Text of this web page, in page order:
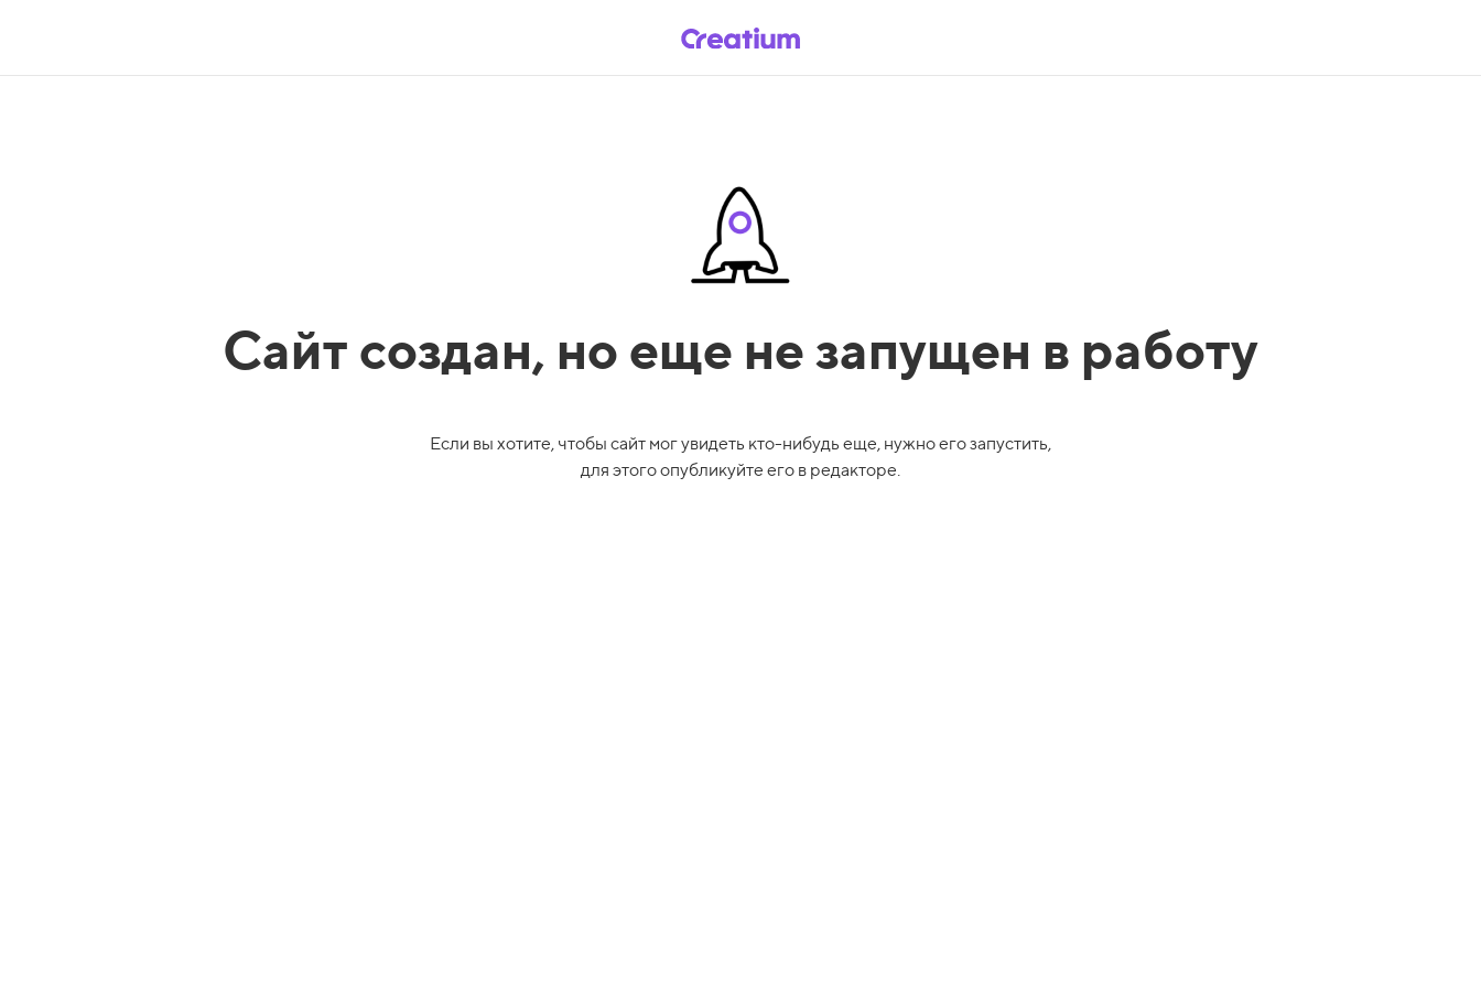
Сайт создан, но еще не запущен в работу
Если вы хотите, чтобы сайт мог увидеть кто-нибудь еще, нужно его запустить,
для этого опубликуйте его в редакторе.